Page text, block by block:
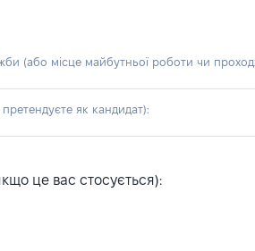
(або місце майбутньої роботи чи
як кандидат):
це вас стосується):